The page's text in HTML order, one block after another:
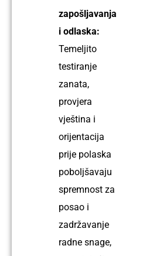
zapošljavanja
i odlaska:
Temeljito
testiranje
zanata,
provjera
vještina i
orijentacija
prije polaska
poboljšavaju
spremnost za
posao i
zadržavanje
radne snage,